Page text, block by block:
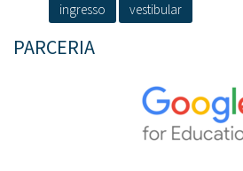
ingresso
vestibular
PARCERIA